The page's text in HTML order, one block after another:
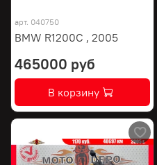
арт. 040750
BMW R1200C , 2005
465000 руб
В корзину